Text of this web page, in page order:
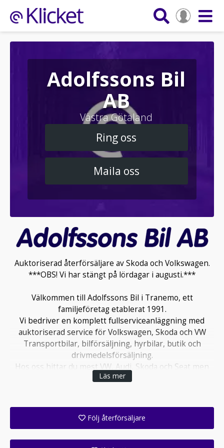
Adolfssons Bil
AB
Västra Götaland
Ring oss
Maila oss
Auktoriserad återförsäljare av Skoda och Volkswagen.
***OBS! Vi har stängt på lördagar i augusti.***
Välkommen till Adolfssons Bil i Tranemo, ett
familjeföretag etablerat 1991.
Vi bedriver en komplett fullserviceanläggning med
auktoriserad service för Volkswagen, Skoda och VW
Transportbilar, bilförsäljning, hyrbilar, butik och
drivmedelsförsäljning.
Hos oss hittar du mest VW, Audi, Skoda och Seat men
du kan även hitta andra bilmärken, sportbilar,
Ända sedan starten 1991 har vi arbetat efter mottot
"en nöjd kund kommer åter", så testa oss du också!
Läs mer
Följ återförsäljare